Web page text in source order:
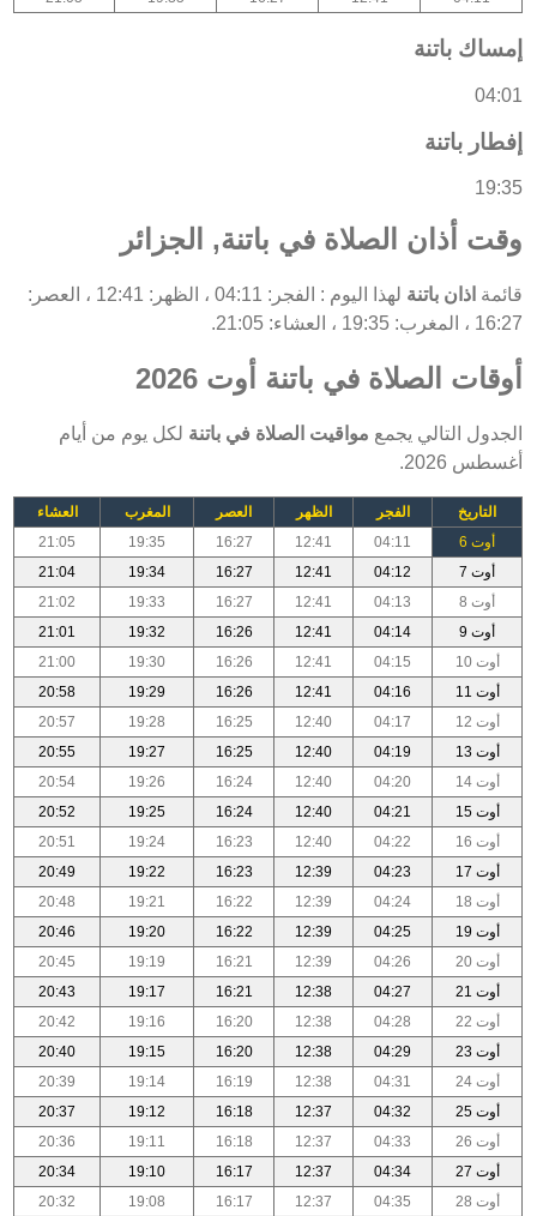
إمساك باتنة
04:01
إفطار باتنة
19:35
وقت أذان الصلاة في باتنة, الجزائر
قائمة اذان باتنة
لهذا اليوم : الفجر: 04:11 ، الظهر: 12:41 ، العصر:
16:27 ، المغرب: 19:35 ، العشاء: 21:05.
أوقات الصلاة في باتنة أوت 2026
الجدول التالي يجمع مواقيت الصلاة في باتنة لكل يوم من أيام
أغسطس 2026.
التاريخ الفجر الظهر العصر المغرب
العشاء
أوت 6
04:11
12:41
16:27
19:35
21:05
أوت 7
04:12
12:41
16:27
19:34
21:04
أوت 8
04:13
12:41
16:27
19:33
21:02
أوت 9
04:14
12:41
16:26
19:32
21:01
أوت 10
04:15
12:41
16:26
19:30
21:00
أوت 11
04:16
12:41
16:26
19:29
20:58
أوت 12
04:17
12:40
16:25
19:28
20:57
أوت 13
04:19
12:40
16:25
19:27
20:55
أوت 14
04:20
12:40
16:24
19:26
20:54
أوت 15
04:21
12:40
16:24
19:25
20:52
أوت 16
04:22
12:40
16:23
19:24
20:51
أوت 17
04:23
12:39
16:23
19:22
20:49
أوت 18
04:24
12:39
16:22
19:21
20:48
أوت 19
04:25
12:39
16:22
19:20
20:46
أوت 20
04:26
12:39
16:21
19:19
20:45
أوت 21
04:27
12:38
16:21
19:17
20:43
أوت 22
04:28
12:38
16:20
19:16
20:42
أوت 23
04:29
12:38
16:20
19:15
20:40
أوت 24
04:31
12:38
16:19
19:14
20:39
أوت 25
04:32
12:37
16:18
19:12
20:37
أوت 26
04:33
12:37
16:18
19:11
20:36
أوت 27
04:34
12:37
16:17
19:10
20:34
أوت 28
04:35
12:37
16:17
19:08
20:32